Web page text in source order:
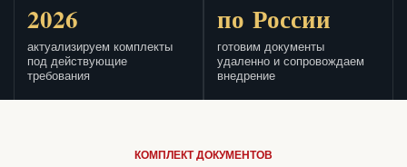
2026
актуализируем комплекты
под действующие
требования
по России
готовим документы
удаленно и сопровождаем
внедрение
КОМПЛЕКТ ДОКУМЕНТОВ